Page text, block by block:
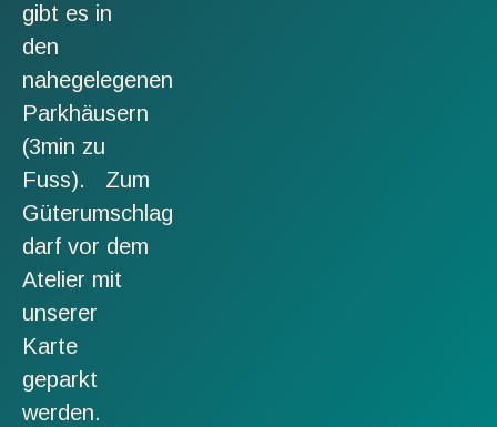
gibt es in
den
nahegelegenen
Parkhäusern
(3min zu
Fuss). Zum
Güterumschlag
darf vor dem
Atelier mit
unserer
Karte
geparkt
werden.